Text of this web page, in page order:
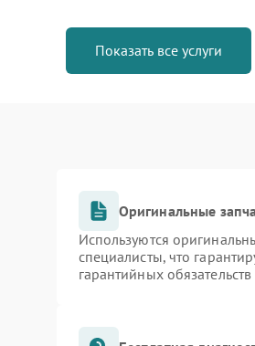
Показать все услуги
Оригинальные
Используются
специалисты, что
гарантийных обязательств